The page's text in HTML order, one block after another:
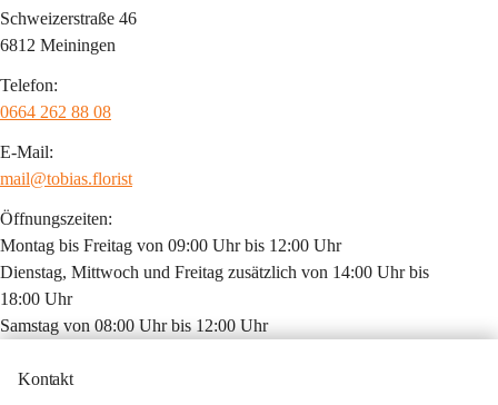
Schweizerstraße 46
6812 Meiningen
Telefon:
0664 262 88 08
E-Mail:
mail@tobias.florist
Öffnungszeiten:
Montag bis Freitag von 09:00 Uhr bis 12:00 Uhr
Dienstag, Mittwoch und Freitag zusätzlich von 14:00 Uhr bis
18:00 Uhr
Samstag von 08:00 Uhr bis 12:00 Uhr
Kontakt